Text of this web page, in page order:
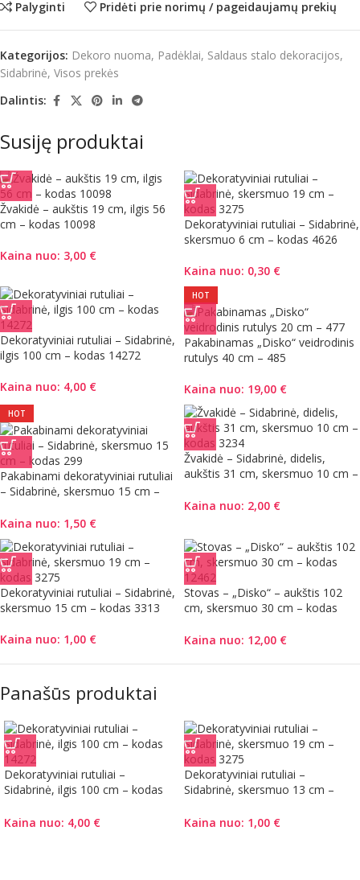
Palyginti Pridėti prie norimų / pageidaujamų prekių
Kategorijos: Dekoro nuoma, Padėklai, Saldaus stalo dekoracijos,
Sidabrinė, Visos prekės
Dalintis:
Susiję produktai
Žvakidė – aukštis 19 cm, ilgis 56
cm – kodas 10098
Kaina nuo: 3,00 €
Dekoratyviniai rutuliai – Sidabrinė,
skersmuo 6 cm – kodas 4626
Kaina nuo: 0,30 €
Dekoratyviniai rutuliai – Sidabrinė,
ilgis 100 cm – kodas 14272
Kaina nuo: 4,00 €
HOT
Pakabinamas „Disko“ veidrodinis
rutulys 40 cm – 485
Kaina nuo: 19,00 €
HOT
Pakabinami dekoratyviniai rutuliai
– Sidabrinė, skersmuo 15 cm –
Kaina nuo: 1,50 €
Žvakidė – Sidabrinė, didelis,
aukštis 31 cm, skersmuo 10 cm –
Kaina nuo: 2,00 €
Dekoratyviniai rutuliai – Sidabrinė,
skersmuo 15 cm – kodas 3313
Kaina nuo: 1,00 €
Stovas – „Disko“ – aukštis 102
cm, skersmuo 30 cm – kodas
Kaina nuo: 12,00 €
Panašūs produktai
Dekoratyviniai rutuliai –
Sidabrinė, ilgis 100 cm – kodas
Kaina nuo: 4,00 €
Dekoratyviniai rutuliai –
Sidabrinė, skersmuo 13 cm –
Kaina nuo: 1,00 €